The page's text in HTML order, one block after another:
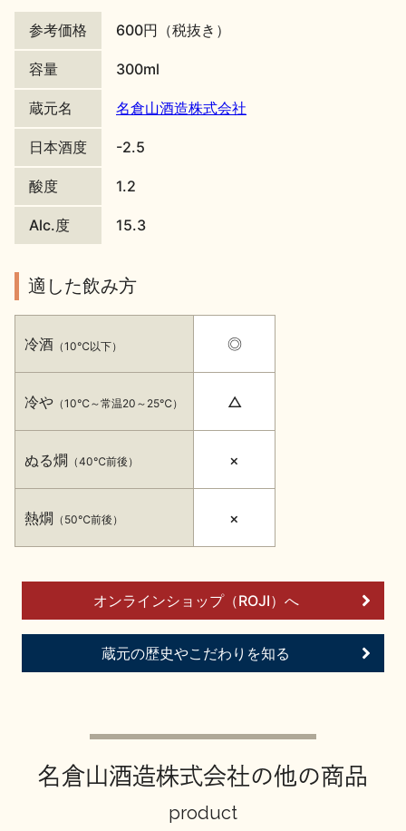
地酒川柳
日本酒の楽しみ方特集
地酒・イベント情報
イベント情報TOP 新商品・おすすめ商品
季節の商品 イベント情報
参考価格 600円（税抜き）
容量 300ml
蔵元名 名倉山酒造株式会社
日本酒度 -2.5
酸度 1.2
Alc.度 15.3
適した飲み方
冷酒 （10℃以下）
冷や （10℃～常温20～25℃）
ぬる燗 （40℃前後）
熱燗 （50℃前後）
◎
△
×
×
オンラインショップ（ROJI）へ
蔵元の歴史やこだわりを知る
名倉山酒造株式会社の他の商品
product